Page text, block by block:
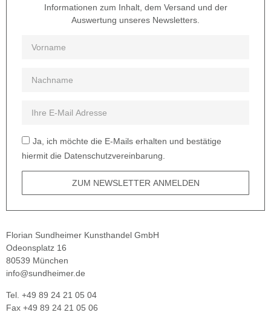
Informationen zum Inhalt, dem Versand und der
Auswertung unseres Newsletters.
Ja, ich möchte die E-Mails erhalten und bestätige
hiermit die Datenschutzvereinbarung.
ZUM NEWSLETTER ANMELDEN
Florian Sundheimer Kunsthandel GmbH
Odeonsplatz 16
80539 München
info@sundheimer.de
Tel. +49 89 24 21 05 04
Fax +49 89 24 21 05 06